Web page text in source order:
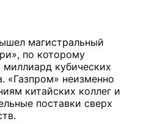
магистральный
по которому
миллиард кубических
«Газпром» неизменно
китайских коллег и
поставки сверх